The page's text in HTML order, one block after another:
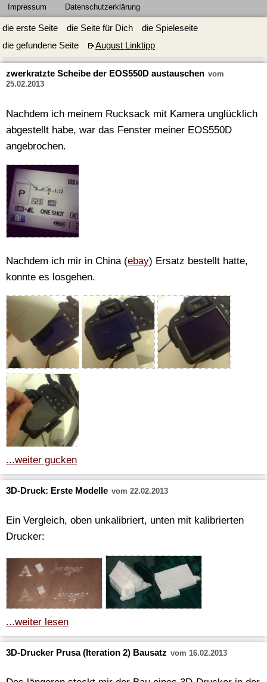
Impressum Datenschutzerklärung
die erste Seite die Seite für Dich
die Spieleseite
die gefundene Seite
August Linktipp
zwerkratzte Scheibe der EOS550D austauschen vom
25.02.2013
Nachdem ich meinem Rucksack mit Kamera unglücklich
abgestellt habe, war das Fenster meiner EOS550D
angebrochen.
Nachdem ich mir in China (ebay) Ersatz bestellt hatte,
konnte es losgehen.
...weiter gucken
3D-Druck: Erste Modelle vom 22.02.2013
Ein Vergleich, oben unkalibriert, unten mit kalibrierten
Drucker:
...weiter lesen
3D-Drucker Prusa (Iteration 2) Bausatz vom 16.02.2013